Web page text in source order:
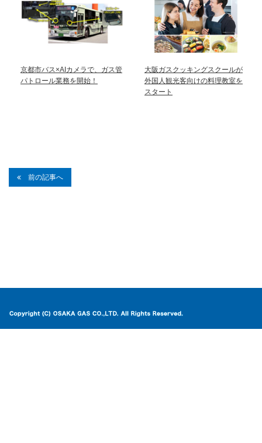
京都市バス×AIカメラで、ガス管
パトロール業務を開始！
大阪ガスクッキングスクールが
外国人観光客向けの料理教室を
スタート
前の記事へ